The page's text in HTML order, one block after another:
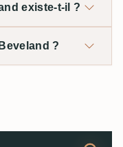
existe-t-il ?
?